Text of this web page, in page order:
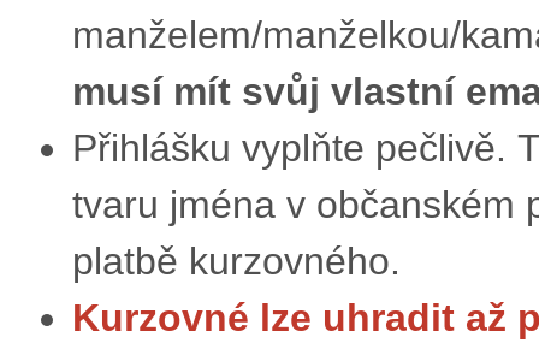
manželem/manželkou/
musí mít svůj vlastní
Přihlášku vyplňte pečlivě.
tvaru jména v občanském
platbě kurzovného.
Kurzovné lze uhradit až